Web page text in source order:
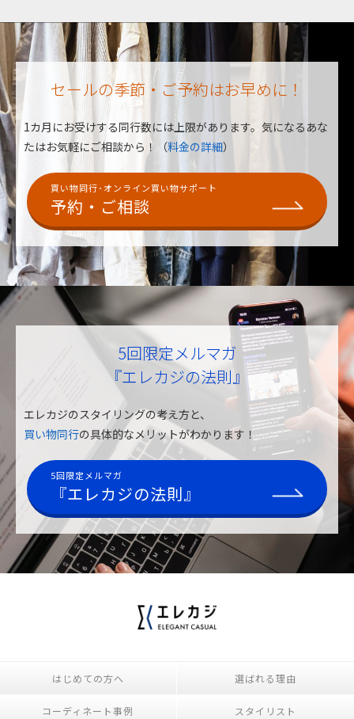
セールの季節・ご予約はお早めに！
1カ月にお受けする同行数には上限があります。 気になるあな
たはお気軽にご相談から！（料金の詳細）
買い物同行･オンライン買い物サポート
予約・ご相談
5回限定メルマガ
『エレカジの法則』
エレカジのスタイリングの考え方と、
買い物同行の具体的なメリットがわかります！
5回限定メルマガ
『エレカジの法則』
はじめての方へ 選ばれる理由
コーディネート事例 スタイリスト